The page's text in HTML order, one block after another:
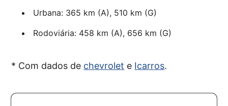
Urbana: 365 km (A), 510 km (G)
Rodoviária: 458 km (A), 656 km (G)
* Com dados de chevrolet e Icarros.